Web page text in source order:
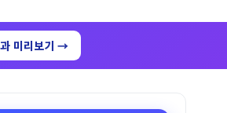
미리보기 →